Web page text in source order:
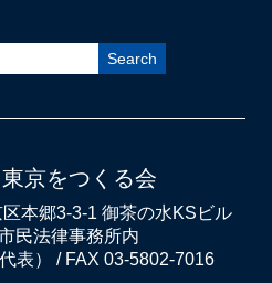
京をつくる会
本郷3-3-1 御茶の水KSビル
民法律事務所内
表） / FAX 03-5802-7016